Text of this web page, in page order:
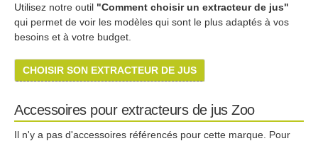
Utilisez notre outil "Comment choisir un extracteur de jus"
qui permet de voir les modèles qui sont le plus adaptés à vos
besoins et à votre budget.
CHOISIR SON EXTRACTEUR DE JUS
Accessoires pour extracteurs de jus Zoo
Il n'y a pas d'accessoires référencés pour cette marque. Pour